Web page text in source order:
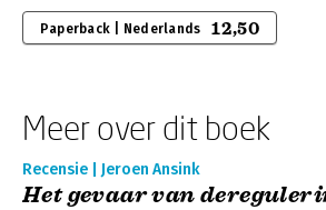
Paperback | Nederlands 12,50
Meer over dit boek
Recensie | Jeroen Ansink
Het gevaar van